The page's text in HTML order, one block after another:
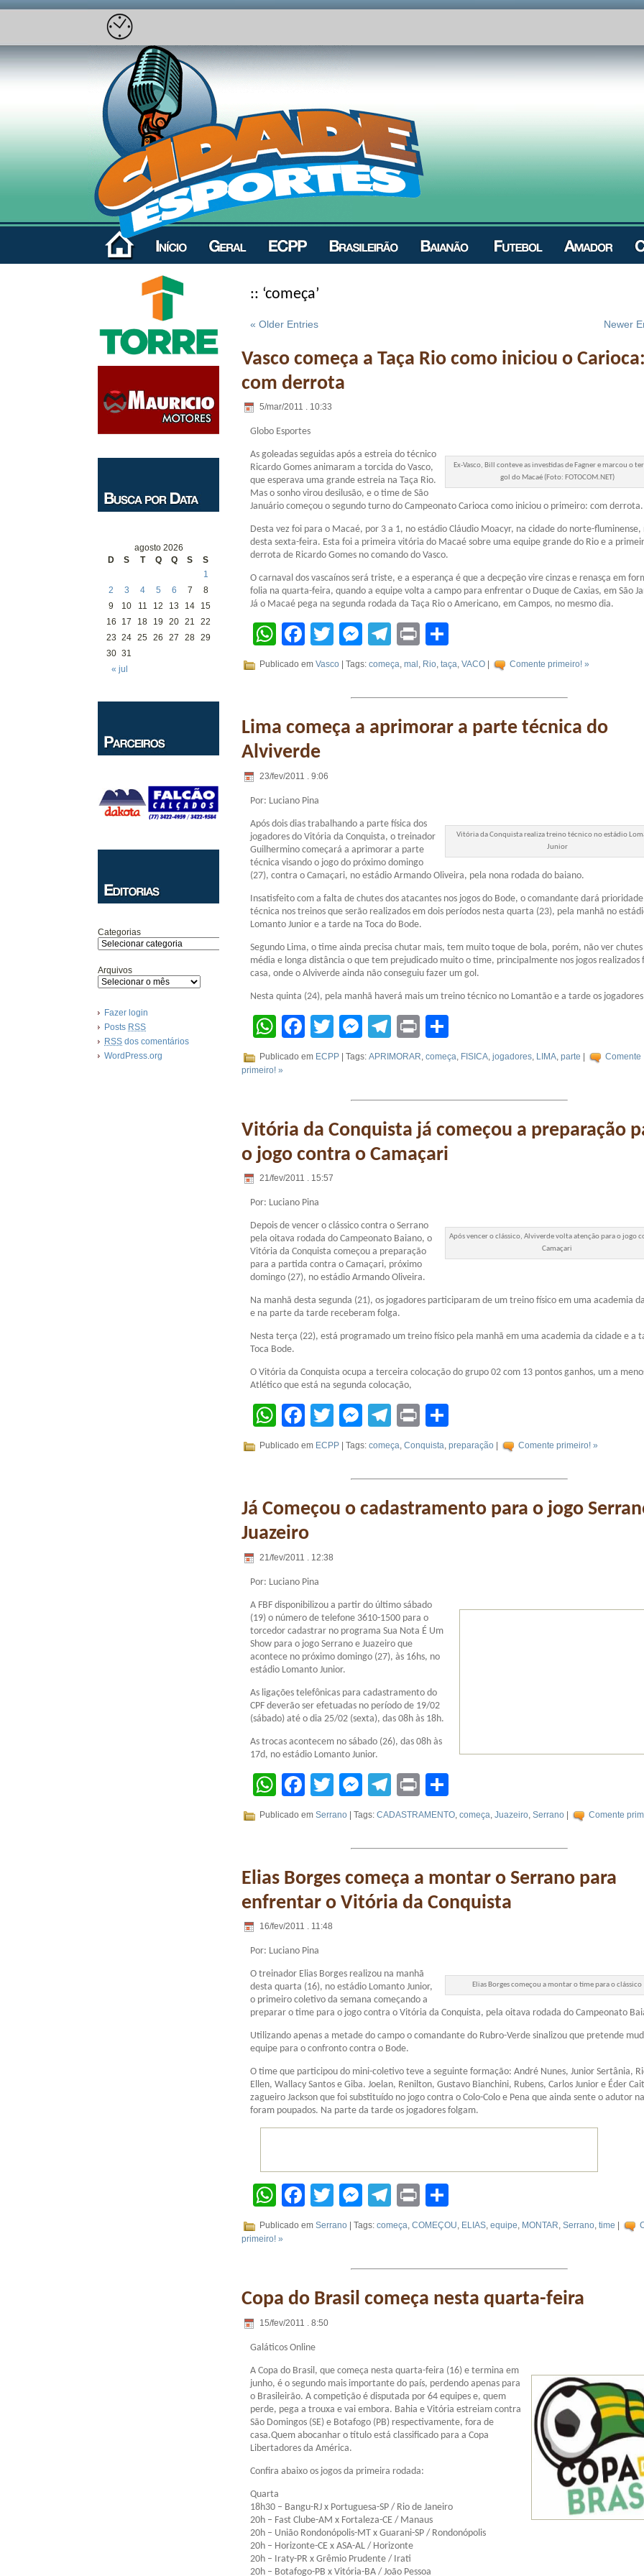
agosto 2026
D
S T Q Q S S
« jul
1
2
3 4 5 6 7
8
9
10 11 12 13 14
15
16
17 18 19 20 21
22
23 24 25 26 27 28 29
30 31
Categorias
Arquivos
Fazer login
Posts RSS
RSS dos comentários
WordPress.org
:: ‘começa’
« Older Entries Newer
Vasco começa a Taça Rio como iniciou o Carioca:
com derrota
5/mar/2011 . 10:33
Globo Esportes
Ex-Vasco, Bill conteve as investidas de Fagner e marcou o
gol do Macaé (Foto: FOTOCOM.NET)
As goleadas seguidas após a estreia do técnico
Ricardo Gomes animaram a torcida do Vasco,
que esperava uma grande estreia na Taça Rio.
Mas o sonho virou desilusão, e o time de São
Januário começou o segundo turno do Campeonato Carioca como iniciou o primeiro: com derrota.
Desta vez foi para o Macaé, por 3 a 1, no estádio Cláudio Moacyr, na cidade do norte-
desta sexta-feira. Esta foi a primeira vitória do Macaé sobre uma equipe grande do Rio e a
derrota de Ricardo Gomes no comando do Vasco.
O carnaval dos vascaínos será triste, e a esperança é que a decpeção vire cinzas e renasça em
folia na quarta-feira, quando a equipe volta a campo para enfrentar o Duque de Caxias, em São
Já o Macaé pega na segunda rodada da Taça Rio o Americano, em Campos, no mesmo dia.
WhatsApp
Facebook
TwitterMessenger
Telegram
Print
Publicado em Vasco | Tags: começa, mal , Rio, taça, VACO Comente primeiro! »
Lima começa a aprimorar a parte técnica do
Alviverde
23/fev/2011 . 9:06
Por: Luciano Pina
Vitória da Conquista realiza treino técnico no estádio
Junior
Após dois dias trabalhando a parte física dos
jogadores do Vitória da Conquista, o treinador
Guilhermino começará a aprimorar a parte
técnica visando o jogo do próximo domingo
(27), contra o Camaçari, no estádio Armando Oliveira, pela nona rodada do baiano.
Insatisfeito com a falta de chutes dos atacantes nos jogos do Bode, o comandante dará
técnica nos treinos que serão realizados em dois períodos nesta quarta (23), pela manhã no
Lomanto Junior e a tarde na Toca do Bode.
Segundo Lima, o time ainda precisa chutar mais, tem muito toque de bola, porém, não ver chutes
média e longa distância o que tem prejudicado muito o time, principalmente nos jogos realizados
casa, onde o Alviverde ainda não conseguiu fazer um gol.
Nesta quinta (24), pela manhã haverá mais um treino técnico no Lomantão e a tarde os
WhatsApp
Facebook
TwitterMessenger
Telegram
Print
Publicado em ECPP | Tags: APRIMORAR, começa, FISICA, jogadores, LIMA, parte |
Comente
primeiro! »
Vitória da Conquista já começou a preparação
o jogo contra o Camaçari
21/fev/2011 . 15:57
Por: Luciano Pina
Após vencer o clássico, Alviverde volta atenção para o jogo
Camaçari
Depois de vencer o clássico contra o Serrano
pela oitava rodada do Campeonato Baiano, o
Vitória da Conquista começou a preparação
para a partida contra o Camaçari, próximo
domingo (27), no estádio Armando Oliveira.
Na manhã desta segunda (21), os jogadores participaram de um treino físico em uma academia
e na parte da tarde receberam folga.
Nesta terça (22), está programado um treino físico pela manhã em uma academia da cidade e a
Toca Bode.
O Vitória da Conquista ocupa a terceira colocação do grupo 02 com 13 pontos ganhos, um a
Atlético que está na segunda colocação,
WhatsApp
Facebook
TwitterMessenger
Telegram
Print
Publicado em ECPP | Tags: começa, Conquista, preparação Comente primeiro! »
Já Começou o cadastramento para o jogo
Juazeiro
21/fev/2011 . 12:38
Por: Luciano Pina
A FBF disponibilizou a partir do último sábado
(19) o número de telefone 3610-1500 para o
torcedor cadastrar no programa Sua Nota É Um
Show para o jogo Serrano e Juazeiro que
acontece no próximo domingo (27), às 16hs, no
estádio Lomanto Junior.
As ligações telefônicas para cadastramento do
CPF deverão ser efetuadas no período de 19/02
(sábado) até o dia 25/02 (sexta), das 08h às 18h.
As trocas acontecem no sábado (26), das 08h às
17d, no estádio Lomanto Junior.
WhatsApp
Facebook
TwitterMessenger
Telegram
Print
Publicado em Serrano | Tags: CADASTRAMENTO, começa, Juazeiro, Serrano Comente
Elias Borges começa a montar o Serrano para
enfrentar o Vitória da Conquista
16/fev/2011 . 11:48
Por: Luciano Pina
Elias Borges começou a montar o time para o clássico
O treinador Elias Borges realizou na manhã
desta quarta (16), no estádio Lomanto Junior,
o primeiro coletivo da semana começando a
preparar o time para o jogo contra o Vitória da Conquista, pela oitava rodada do Campeonato
Utilizando apenas a metade do campo o comandante do Rubro-Verde sinalizou que pretende
equipe para o confronto contra o Bode.
O time que participou do mini-coletivo teve a seguinte formação: André Nunes, Junior Sertânia,
Ellen, Wallacy Santos e Giba. Joelan, Renilton, Gustavo Bianchini, Rubens, Carlos Junior e Éder
zagueiro Jackson que foi substituído no jogo contra o Colo-Colo e Pena que ainda sente o adutor
foram poupados. Na parte da tarde os jogadores folgam.
WhatsApp
Facebook
TwitterMessenger
Telegram
Print
Publicado em Serrano | Tags: começa, COMEÇOU, ELIAS, equipe, MONTAR, Serrano, time
primeiro! »
Copa do Brasil começa nesta quarta-feira
15/fev/2011 . 8:50
Galáticos Online
A Copa do Brasil, que começa nesta quarta-feira (16) e termina em
junho, é o segundo mais importante do país, perdendo apenas para
o Brasileirão. A competição é disputada por 64 equipes e, quem
perde, pega a trouxa e vai embora. Bahia e Vitória estreiam contra
São Domingos (SE) e Botafogo (PB) respectivamente, fora de
casa.Quem abocanhar o título está classificado para a Copa
Libertadores da América.
Confira abaixo os jogos da primeira rodada:
Quarta
18h30 – Bangu-RJ x Portuguesa-SP / Rio de Janeiro
20h – Fast Clube-AM x Fortaleza-CE / Manaus
20h – União Rondonópolis-MT x Guarani-SP / Rondonópolis
20h – Horizonte-CE x ASA-AL / Horizonte
20h – Iraty-PR x Grêmio Prudente / Irati
20h – Botafogo-PB x Vitória-BA / João Pessoa